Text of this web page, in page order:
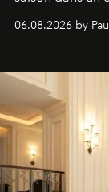
06.08.2026 by